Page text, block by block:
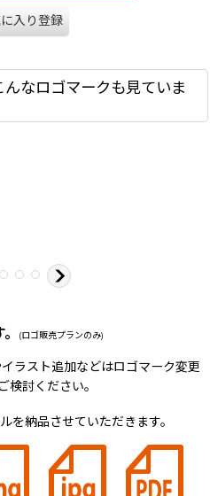
入り登録
なロゴマークも見ていま
(ロゴ販売プランのみ)
ラスト追加などはロゴマーク変更
討ください。
納品させていただきます。